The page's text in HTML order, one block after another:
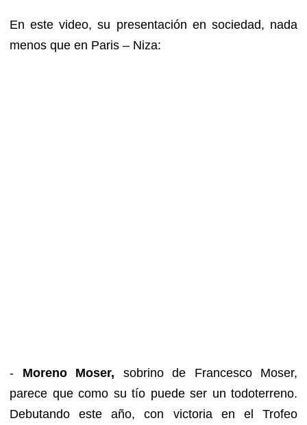
En este video, su presentación en sociedad, nada
menos que en Paris – Niza:
- Moreno Moser, sobrino de Francesco Moser,
parece que como su tío puede ser un todoterreno.
Debutando este año, con victoria en el Trofeo